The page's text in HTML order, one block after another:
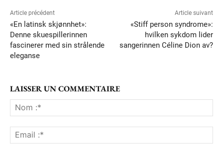
Article précédent
«En latinsk skjønnhet»:
Denne skuespillerinnen
fascinerer med sin strålende
eleganse
Article suivant
«Stiff person syndrome»:
hvilken sykdom lider
sangerinnen Céline Dion av?
LAISSER UN COMMENTAIRE
:*
:*